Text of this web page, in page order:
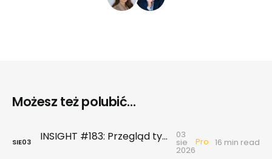
Możesz też polubić...
SIE03 INSIGHT #183: Przegląd tygodniowy | Najnowsze dane GUS … czyli sezon wakacyjny z wiatrem w żagle 03
sie
2026
Pro 16 min read